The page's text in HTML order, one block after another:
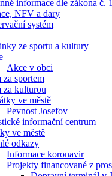
informace dle zákona č.
NFV a dary
systém
ze sportu a kultury
Akce v obci
za sportem
za kulturou
ve městě
Pevnost Josefov
informační centrum
ve městě
odkazy
Informace koronavir
Projekty financované z